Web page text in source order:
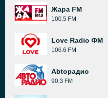
Жара FM
100.5 FM
Love Radio ФМ
106.6 FM
Abtoрадио
90.3 FM